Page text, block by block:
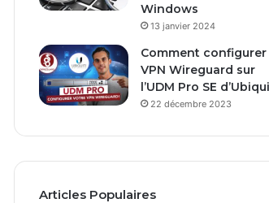
Windows
13 janvier 2024
Comment configurer
VPN Wireguard sur
l’UDM Pro SE
22 décembre 2023
Articles Populaires